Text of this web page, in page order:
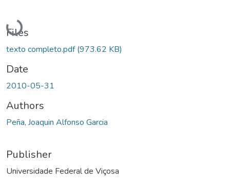
Loading...
Files
texto completo.pdf(973.62 KB)
Date
2010-05-31
Authors
Peña, Joaquin Alfonso Garcia
Publisher
Universidade Federal de Viçosa